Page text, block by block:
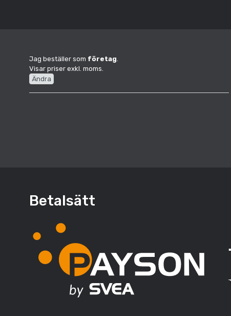
Jag beställer som företag
Visar priser exkl. moms.
Ändra
Betalsätt